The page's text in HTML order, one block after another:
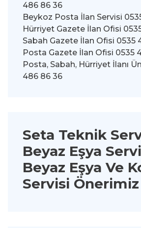
486 86 36
Beykoz Posta İlan Servisi
Hürriyet Gazete İlan Ofisi
Sabah Gazete İlan Ofisi 0535
Posta Gazete İlan Ofisi 0535
Posta, Sabah, Hürriyet İlanı
486 86 36
Seta Teknik
Beyaz Eşya
Beyaz Eşya Ve
Servisi Önerimiz